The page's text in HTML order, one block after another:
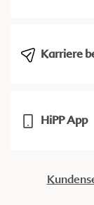
Karriere
HiPP App